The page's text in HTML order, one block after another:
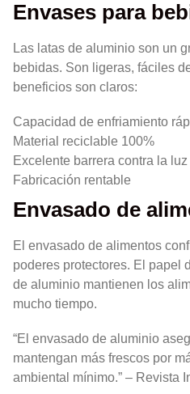
Envases para
Las latas de aluminio son un
bebidas. Son ligeras, fáciles
beneficios son claros:
Capacidad de enfriamiento
Material reciclable 100%
Excelente barrera contra la
Fabricación rentable
Envasado de
El envasado de alimentos
poderes protectores. El papel
de aluminio mantienen los
mucho tiempo.
“El envasado de aluminio
mantengan más frescos por
ambiental mínimo.” – Revista